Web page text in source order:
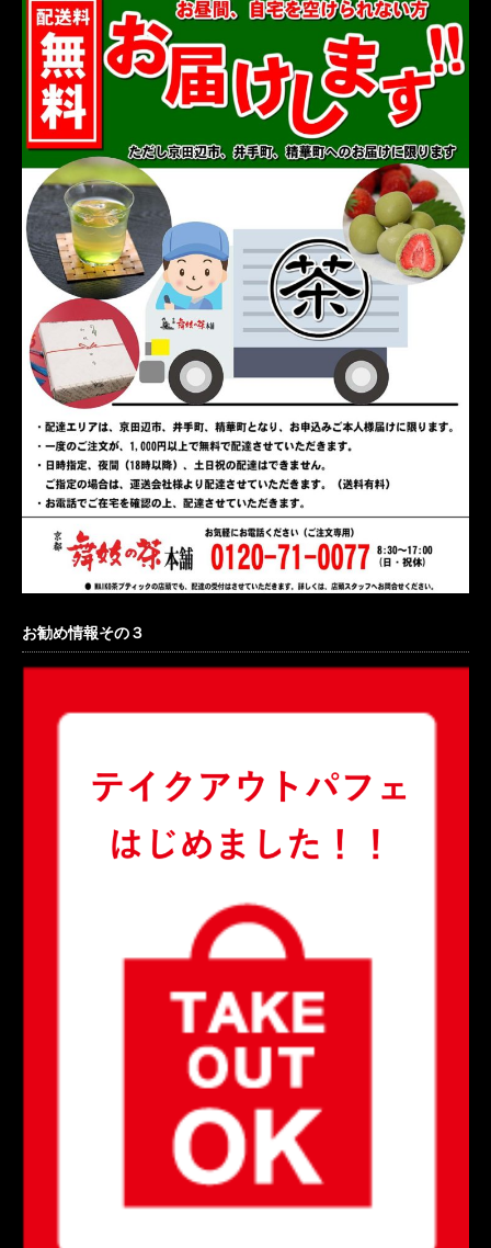
お勧め情報その３